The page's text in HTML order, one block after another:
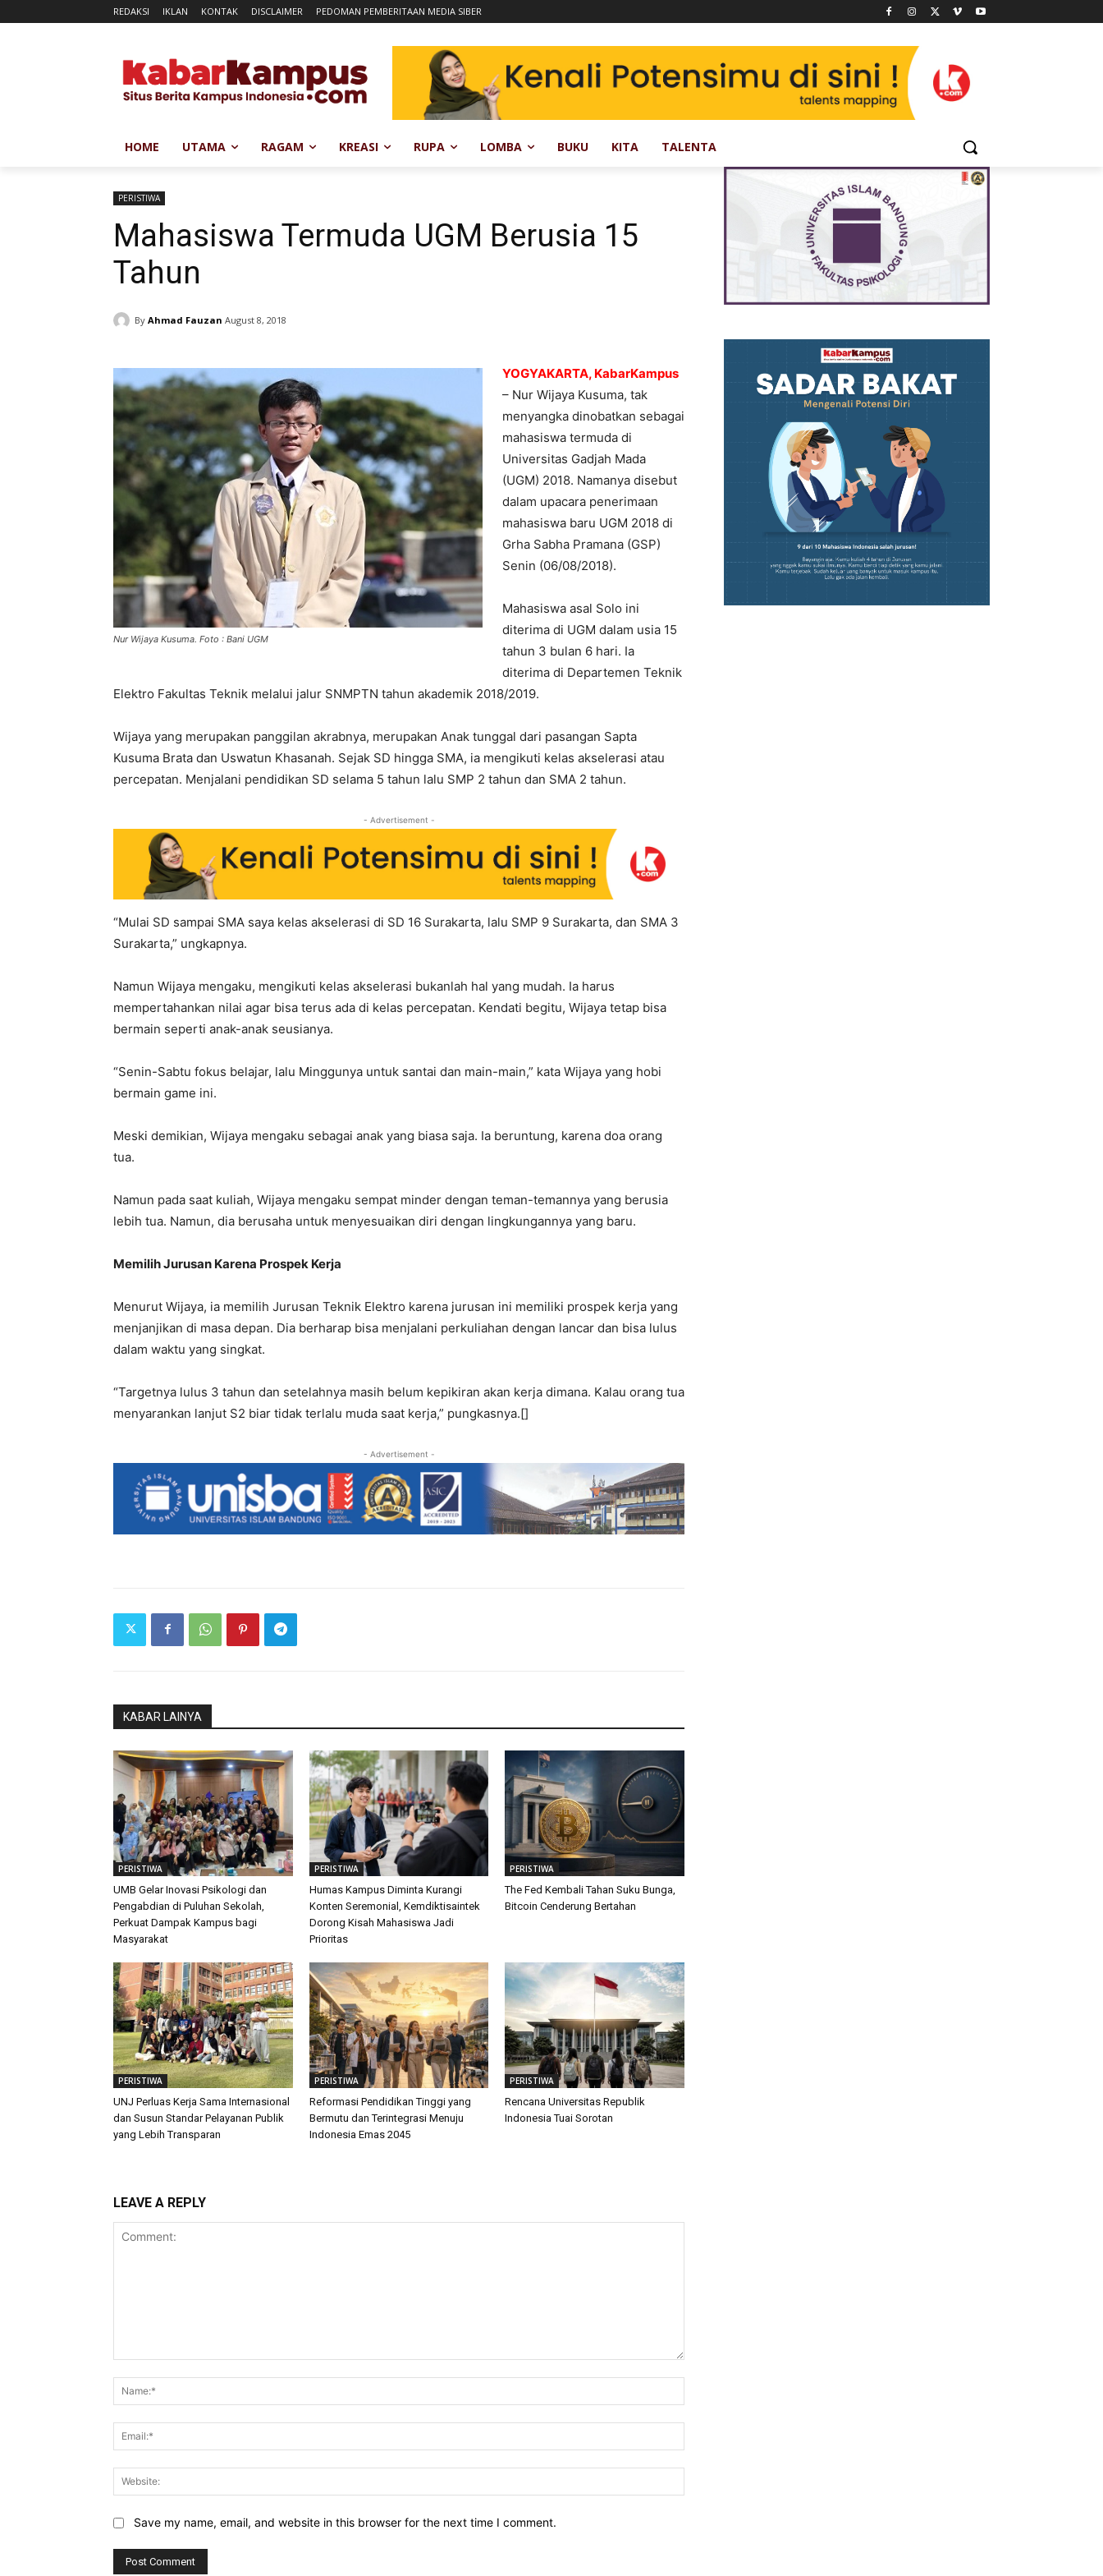
REDAKSI IKLAN KONTAK DISCLAIMER PEDOMAN PEMBERITAAN MEDIA SIBER
HOME UTAMA RAGAM KREASI RUPA LOMBA BUKU KITA TALENTA
PERISTIWA
Mahasiswa Termuda UGM Berusia 15
Tahun
By Ahmad Fauzan August 8, 2018
Nur Wijaya Kusuma. Foto : Bani UGM
YOGYAKARTA, KabarKampus
– Nur Wijaya Kusuma, tak
menyangka dinobatkan sebagai
mahasiswa termuda di
Universitas Gadjah Mada
(UGM) 2018. Namanya disebut
dalam upacara penerimaan
mahasiswa baru UGM 2018 di
Grha Sabha Pramana (GSP)
Senin (06/08/2018).
Mahasiswa asal Solo ini
diterima di UGM dalam usia 15
tahun 3 bulan 6 hari. Ia
diterima di Departemen Teknik
Elektro Fakultas Teknik melalui jalur SNMPTN tahun akademik 2018/2019.
Wijaya yang merupakan panggilan akrabnya, merupakan Anak tunggal dari pasangan Sapta
Kusuma Brata dan Uswatun Khasanah. Sejak SD hingga SMA, ia mengikuti kelas akselerasi atau
percepatan. Menjalani pendidikan SD selama 5 tahun lalu SMP 2 tahun dan SMA 2 tahun.
- Advertisement -
“Mulai SD sampai SMA saya kelas akselerasi di SD 16 Surakarta, lalu SMP 9 Surakarta, dan SMA 3
Surakarta,” ungkapnya.
Namun Wijaya mengaku, mengikuti kelas akselerasi bukanlah hal yang mudah. Ia harus
mempertahankan nilai agar bisa terus ada di kelas percepatan. Kendati begitu, Wijaya tetap bisa
bermain seperti anak-anak seusianya.
“Senin-Sabtu fokus belajar, lalu Minggunya untuk santai dan main-main,” kata Wijaya yang hobi
bermain game ini.
Meski demikian, Wijaya mengaku sebagai anak yang biasa saja. Ia beruntung, karena doa orang
tua.
Namun pada saat kuliah, Wijaya mengaku sempat minder dengan teman-temannya yang berusia
lebih tua. Namun, dia berusaha untuk menyesuaikan diri dengan lingkungannya yang baru.
Memilih Jurusan Karena Prospek Kerja
Menurut Wijaya, ia memilih Jurusan Teknik Elektro karena jurusan ini memiliki prospek kerja yang
menjanjikan di masa depan. Dia berharap bisa menjalani perkuliahan dengan lancar dan bisa lulus
dalam waktu yang singkat.
“Targetnya lulus 3 tahun dan setelahnya masih belum kepikiran akan kerja dimana. Kalau orang tua
menyarankan lanjut S2 biar tidak terlalu muda saat kerja,” pungkasnya.[]
- Advertisement -
KABAR LAINYA
PERISTIWA
UMB Gelar Inovasi Psikologi dan
Pengabdian di Puluhan Sekolah,
Perkuat Dampak Kampus bagi
Masyarakat
PERISTIWA
Humas Kampus Diminta Kurangi
Konten Seremonial, Kemdiktisaintek
Dorong Kisah Mahasiswa Jadi
Prioritas
PERISTIWA
The Fed Kembali Tahan Suku Bunga,
Bitcoin Cenderung Bertahan
PERISTIWA
UNJ Perluas Kerja Sama Internasional
dan Susun Standar Pelayanan Publik
yang Lebih Transparan
PERISTIWA
Reformasi Pendidikan Tinggi yang
Bermutu dan Terintegrasi Menuju
Indonesia Emas 2045
PERISTIWA
Rencana Universitas Republik
Indonesia Tuai Sorotan
LEAVE A REPLY
Save my name, email, and website in this browser for the next time I comment.